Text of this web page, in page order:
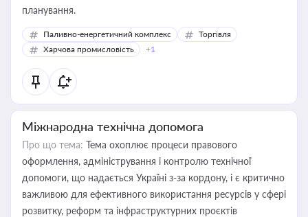
планування.
Паливно-енергетичний комплекс
Торгівля
Харчова промисловість
+1
Міжнародна технічна допомога
Про що тема: Тема охоплює процеси правового
оформлення, адміністрування і контролю технічної
допомоги, що надається Україні з-за кордону, і є критично
важливою для ефективного використання ресурсів у сфері
розвитку, реформ та інфраструктурних проєктів